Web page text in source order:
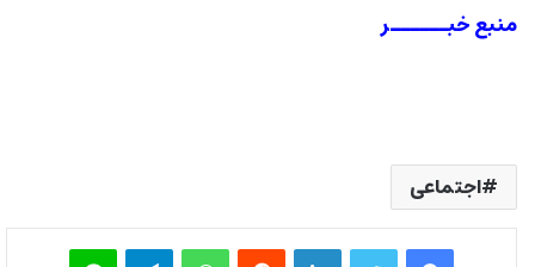
منبع خبــــــر
اجتماعی
فیس بوک توییتر لینکدین‫رددیت واتس آپ تلگرام لاین